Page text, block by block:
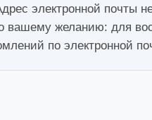
электронной почты
вашему желанию: для
по электронной